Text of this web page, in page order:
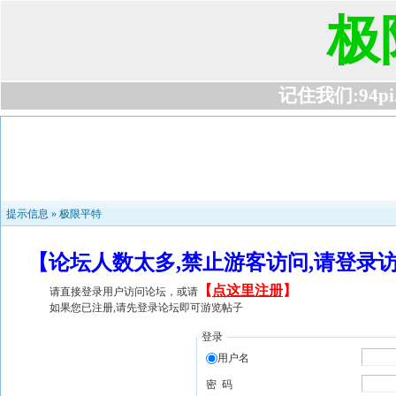
极
记住我们
提示信息 » 极限平特
【论坛人数太多,禁止游客访问,请登
请直接登录用户访问论坛，或请 【 点这里注册】
如果您已注册,请先登录论坛即可游览帖子
登录
用户名
密 码